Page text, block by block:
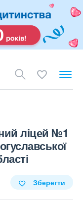
ліцей №1
Зберегти